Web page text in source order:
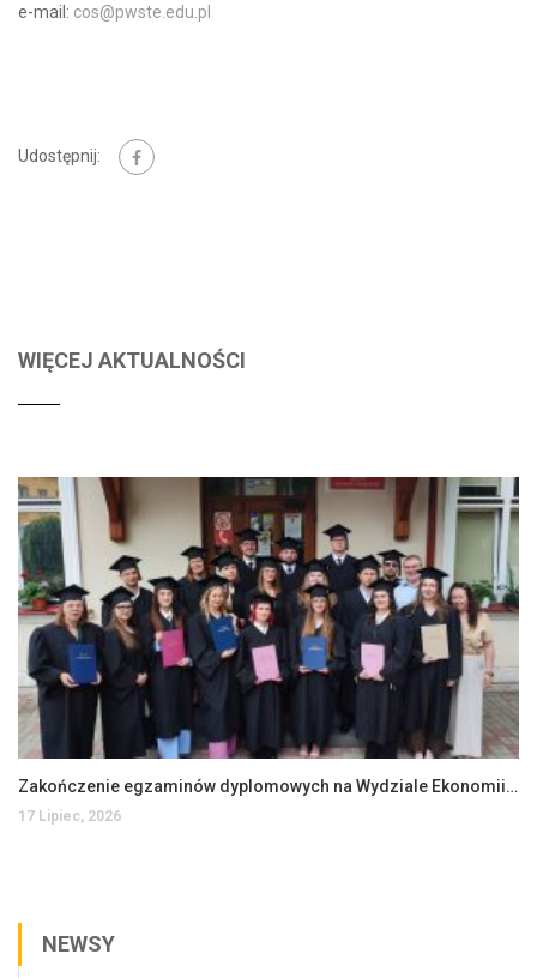
e-mail: cos@pwste.edu.pl
Udostępnij:
WIĘCEJ AKTUALNOŚCI
Zakończenie egzaminów dyplomowych na Wydziale Ekonomii i Zarządzania
17 Lipiec, 2026
NEWSY